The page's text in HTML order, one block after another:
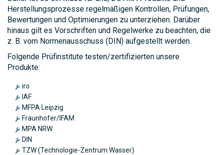
Herstellungsprozesse regelmäßigen Kontrollen, Prüfungen,
Bewertungen und Optimierungen zu unterziehen. Darüber
hinaus gilt es Vorschriften und Regelwerke zu beachten, die
z. B. vom Normenausschuss (DIN) aufgestellt werden.
Folgende Prüfinstitute testen/zertifizierten unsere
Produkte:
iro
IAF
MFPA Leipzig
Fraunhofer/IFAM
MPA NRW
DIN
TZW (Technologie-Zentrum Wasser)